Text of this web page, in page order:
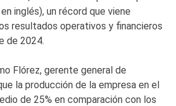
inglés), un récord que viene
resultados operativos y financieros
de 2024.
Flórez, gerente general de
la producción de la empresa en el
de 25% en comparación con los